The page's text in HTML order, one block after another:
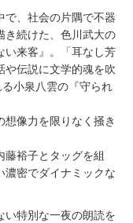
で、社会の片隅で不器
き続けた、色川武大の
い来客』。「耳なし芳
や伝説に文学的魂を吹
小泉八雲の『守られ
想像力を限りなく掻き
藤裕子とタッグを組
濃密でダイナミックな
い特別な一夜の朗読を